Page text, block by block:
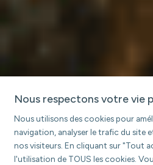
Nous respectons votre vie
Nous utilisons des cookies pour
navigation, analyser le trafic du site
nos visiteurs. En cliquant sur "Tout
l'utilisation de TOUS les cookies.